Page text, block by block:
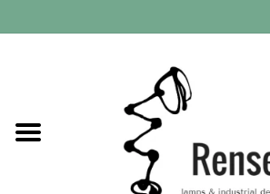
Industrial lamps